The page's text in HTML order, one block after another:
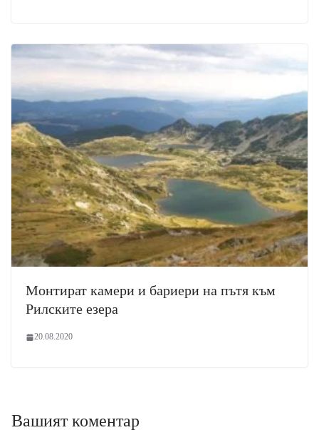
Монтират камери и бариери на пътя към
Рилските езера
20.08.2020
Вашият коментар